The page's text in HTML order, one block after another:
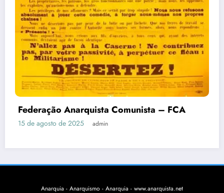
Federação Anarquista Comunista – FCA
15 de agosto de 2025 admin
Anarquia - Anarquismo - Anarquia - www.anarquista.net